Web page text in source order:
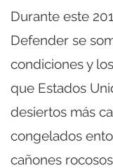
Durante este
Defender se
condiciones y
que Estados
desiertos más
congelados
cañones